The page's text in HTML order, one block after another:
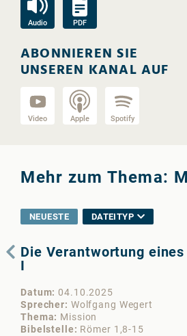
Audio PDF
ABONNIEREN SIE
UNSEREN KANAL AUF
Video Apple Spotify
Mehr zum Thema:
NEUESTE DATEITYP
Die Verantwortung
I
Datum 04.10.2025
Sprecher
Wolfgang Wegert
Thema
Mission
Bibelstelle
Römer 1,8-15